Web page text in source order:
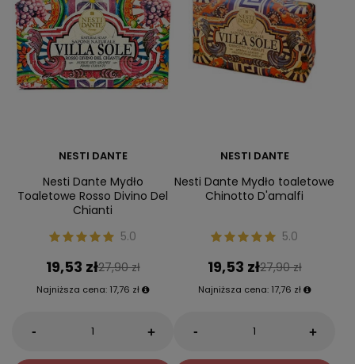
NESTI DANTE
Nesti Dante Mydło
Toaletowe Rosso Divino Del
Chianti
5.0
19,53 zł27,90 zł
Najniższa cena: 17,76 zł
- +
NESTI DANTE
Nesti Dante Mydło toaletowe
Chinotto D'amalfi
5.0
19,53 zł27,90 zł
Najniższa cena: 17,76 zł
- +